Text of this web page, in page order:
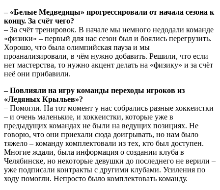
– «Белые Медведицы» прогрессировали от начала сезона к
концу. За счёт чего?
– За счёт тренировок. В начале мы немного недодали команде
«физики» – первый для нас сезон был и боялись перегрузить.
Хорошо, что была олимпийская пауза и мы
проанализировали, в чём нужно добавить. Решили, что если
нет мастерства, то нужно акцент делать на «физику» и за счёт
неё они прибавили.
– Повлияли на игру команды переходы игроков из
«Ледяных Крыльев»?
– Помогли. На тот момент у нас собрались разные хоккеистки
– и очень маленькие, и хоккеистки, которые уже в
предыдущих командах не были на ведущих позициях. Не
говорю, что они приехали сюда доигрывать, но нам было
тяжело – команду комплектовали из тех, кто был доступен.
Многие ждали, была информация о создании клуба в
Челябинске, но некоторые девушки до последнего не верили –
уже подписали контракты с другими клубами. Усиления по
ходу помогли. Непросто было комплектовать команду.